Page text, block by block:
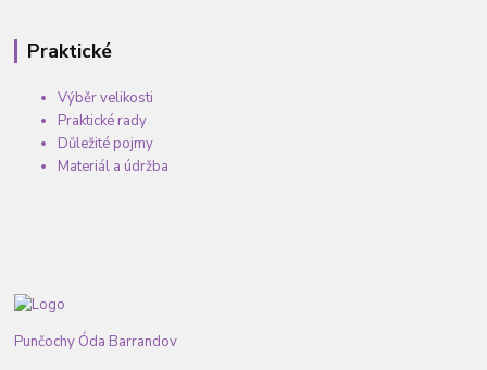
Praktické
Výběr velikosti
Praktické rady
Důležité pojmy
Materiál a údržba
Punčochy Óda Barrandov